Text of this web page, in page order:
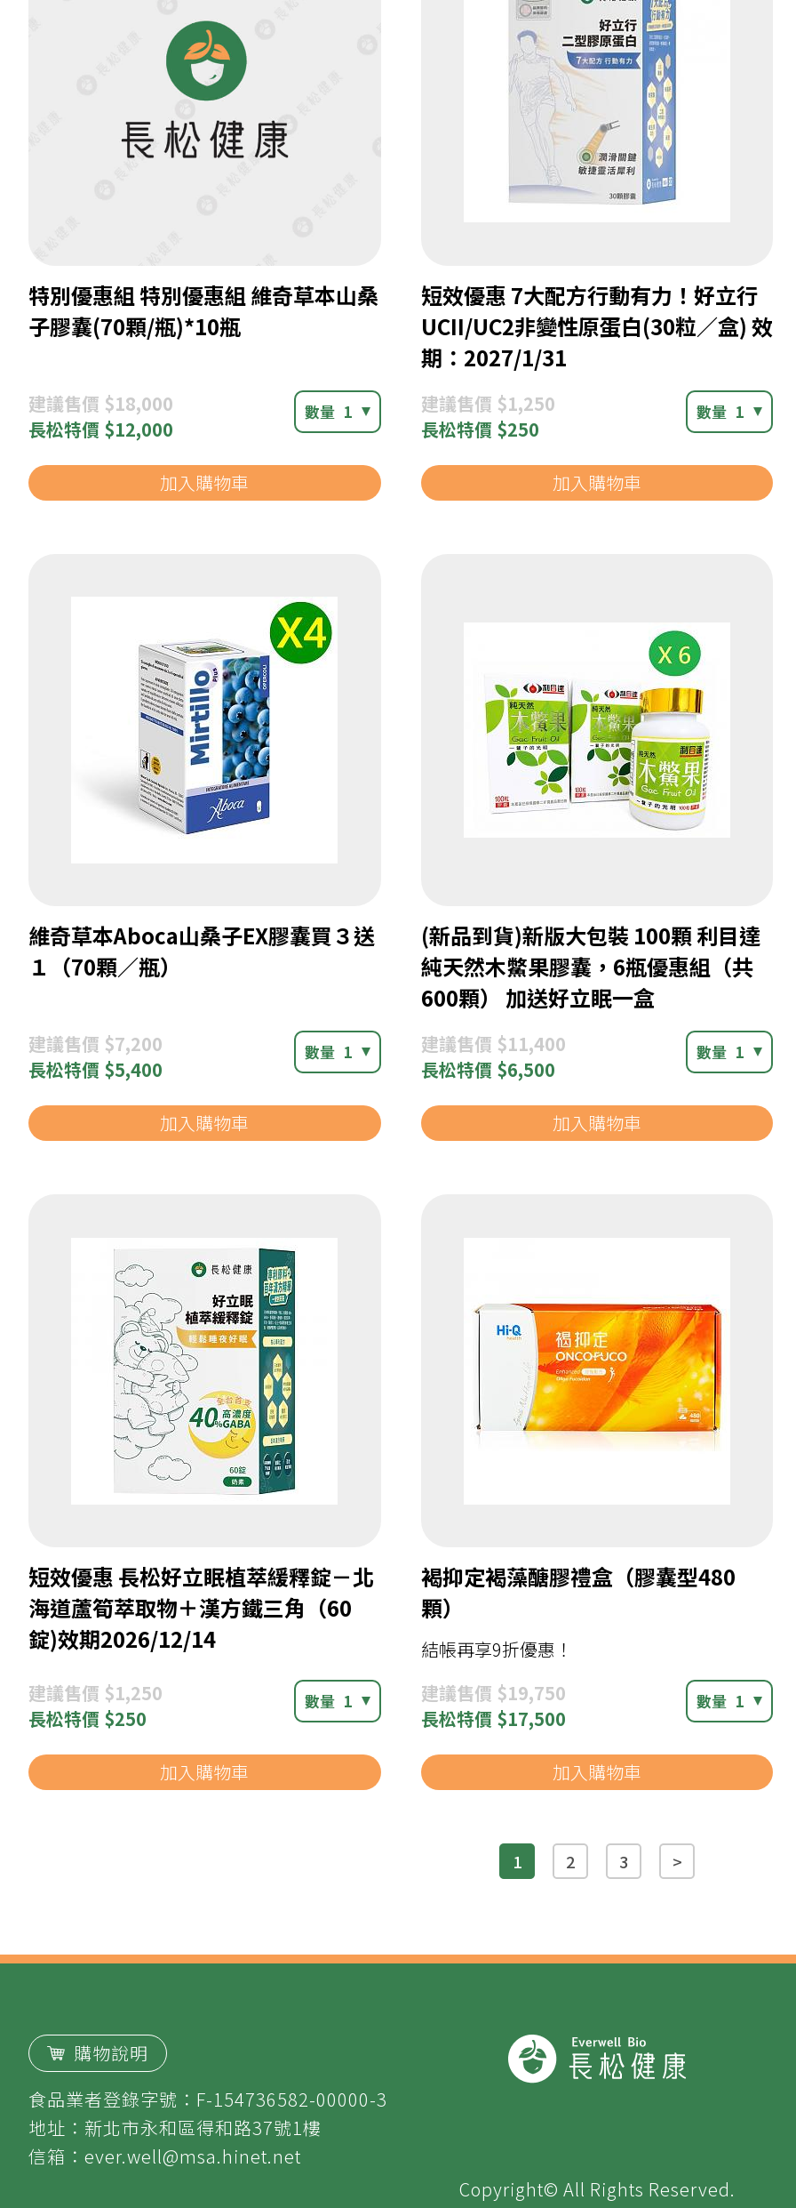
特別優惠組 特別優惠組 維奇草本山桑
子膠囊(70顆/瓶)*10瓶
建議售價 $18,000
長松特價 $12,000
數量 1
加入購物車
短效優惠 7大配方行動有力！好立行
UCII/UC2非變性原蛋白(30粒／盒) 效
期：2027/1/31
建議售價 $1,250
長松特價 $250
數量 1
加入購物車
維奇草本Aboca山桑子EX膠囊買３送
１（70顆／瓶）
建議售價 $7,200
長松特價 $5,400
數量 1
加入購物車
(新品到貨)新版大包裝 100顆 利目達
純天然木鱉果膠囊，6瓶優惠組（共
600顆） 加送好立眠一盒
建議售價 $11,400
長松特價 $6,500
數量 1
加入購物車
短效優惠 長松好立眠植萃緩釋錠－北
海道蘆筍萃取物＋漢方鐵三角（60
錠)效期2026/12/14
建議售價 $1,250
長松特價 $250
數量 1
加入購物車
褐抑定褐藻醣膠禮盒（膠囊型480
顆）
結帳再享9折優惠！
建議售價 $19,750
長松特價 $17,500
數量 1
加入購物車
1 2 3 >
購物說明
食品業者登錄字號：F-154736582-00000-3
地址：新北市永和區得和路37號1樓
信箱： ever.well@msa.hinet.net
Copyright© All Rights Reserved.